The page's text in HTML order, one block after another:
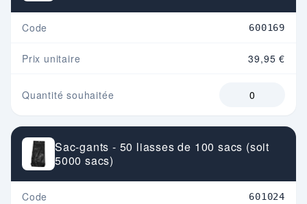
Code 600169
Prix unitaire 39,95 €
Quantité souhaitée
Sac-gants - 50 liasses de 100 sacs (soit
5000 sacs)
Code 601024